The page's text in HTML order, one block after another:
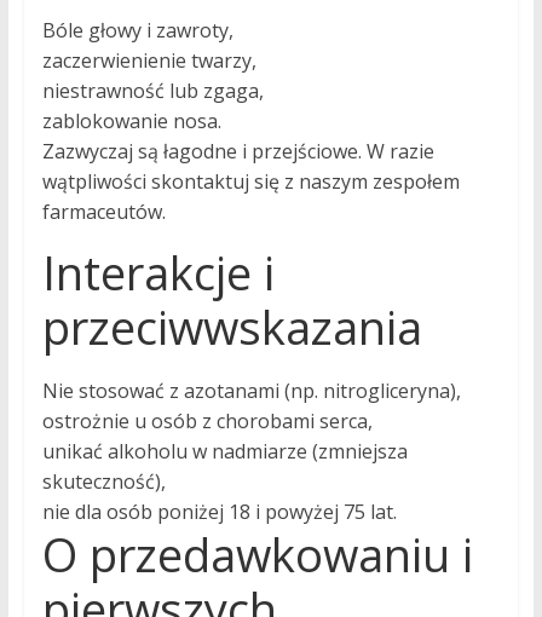
Bóle głowy i zawroty,
zaczerwienienie twarzy,
niestrawność lub zgaga,
zablokowanie nosa.
Zazwyczaj są łagodne i przejściowe. W razie
wątpliwości skontaktuj się z naszym zespołem
farmaceutów.
Interakcje i
przeciwwskazania
Nie stosować z azotanami (np. nitrogliceryna),
ostrożnie u osób z chorobami serca,
unikać alkoholu w nadmiarze (zmniejsza
skuteczność),
nie dla osób poniżej 18 i powyżej 75 lat.
O przedawkowaniu i